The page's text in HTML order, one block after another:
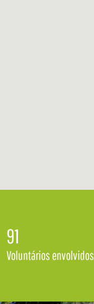
91
Voluntários envolvidos